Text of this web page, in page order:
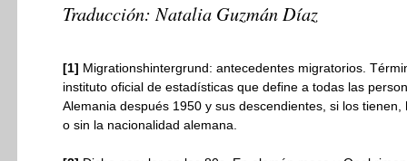
Traducción: Natalia Guzmán Díaz
[1] Migrationshintergrund: antecedentes migratorios.
instituto oficial de estadísticas que define a todas las
Alemania después 1950 y sus descendientes, si los tienen,
o sin la nacionalidad alemana.